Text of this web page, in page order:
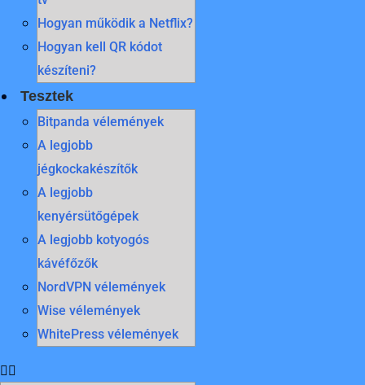
Hogyan működik a Netflix?
Hogyan kell QR kódot
készíteni?
Tesztek
Bitpanda vélemények
A legjobb
jégkockakészítők
A legjobb
kenyérsütőgépek
A legjobb kotyogós
kávéfőzők
NordVPN vélemények
Wise vélemények
WhitePress vélemények